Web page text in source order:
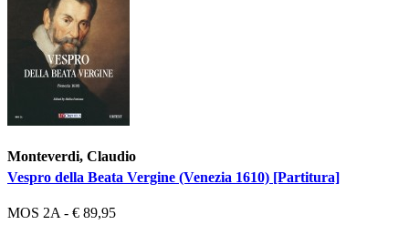
Monteverdi, Claudio
Vespro della Beata Vergine (Venezia 1610) [Partitura]
MOS 2A - € 89,95